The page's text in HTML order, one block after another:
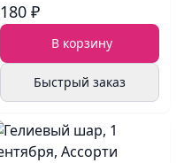
180 ₽
В корзину
Быстрый заказ